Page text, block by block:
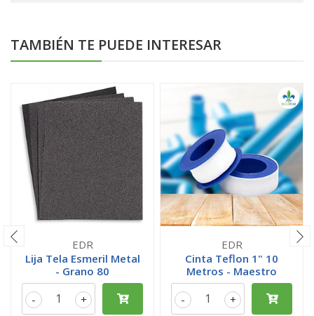
TAMBIÉN TE PUEDE INTERESAR
EDR
Lija Tela Esmeril Metal
- Grano 80
+
-
EDR
Cinta Teflon 1" 10
Metros - Maestro
+
-